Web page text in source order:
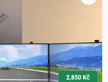
2,850 Kč